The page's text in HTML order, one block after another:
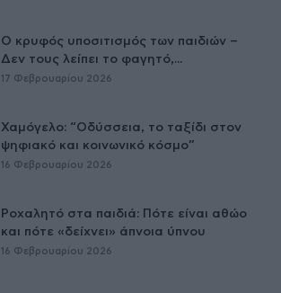
Ο κρυφός υποσιτισμός των παιδιών –
Δεν τους λείπει το φαγητό,...
17 Φεβρουαρίου 2026
Χαμόγελο: “Οδύσσεια, το ταξίδι στον
ψηφιακό και κοινωνικό κόσμο”
16 Φεβρουαρίου 2026
Ροχαλητό στα παιδιά: Πότε είναι αθώο
και πότε «δείχνει» άπνοια ύπνου
16 Φεβρουαρίου 2026